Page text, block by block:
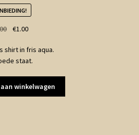
Oorspronkelijke
was:
€2.00.
€1.00Huidige
is:
€1.00.
shirt in fris aqua.
staat.
winkelwagen